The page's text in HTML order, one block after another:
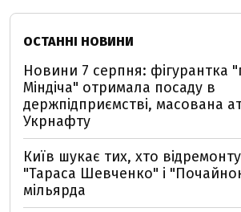
ОСТАННІ НОВИНИ
Новини 7 серпня: фігурантка
Міндіча" отримала посаду в
держпідприємстві, масована
Укрнафту
Київ шукає тих, хто
"Тараса Шевченко" і
мільярда